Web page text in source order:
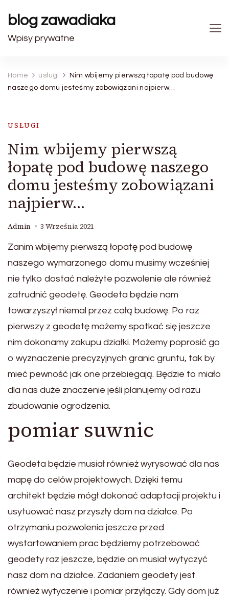
blog zawadiaka
Wpisy prywatne
Home usługi
Nim wbijemy pierwszą łopatę pod budowę
naszego domu jesteśmy zobowiązani najpierw…
USŁUGI
Nim wbijemy pierwszą
łopatę pod budowę naszego
domu jesteśmy zobowiązani
najpierw…
Admin 3 Września 2021
Zanim wbijemy pierwszą łopatę pod budowę
naszego wymarzonego domu musimy wcześniej
nie tylko dostać należyte pozwolenie ale również
zatrudnić geodetę. Geodeta będzie nam
towarzyszył niemal przez całą budowę. Po raz
pierwszy z geodetę możemy spotkać się jeszcze
nim dokonamy zakupu działki. Możemy poprosić go
o wyznaczenie precyzyjnych granic gruntu, tak by
mieć pewność jak one przebiegają. Będzie to miało
dla nas duże znaczenie jeśli planujemy od razu
zbudowanie ogrodzenia.
pomiar suwnic
Geodeta będzie musiał również wyrysować dla nas
mapę do celów projektowych. Dzięki temu
architekt będzie mógł dokonać adaptacji projektu i
usytuować nasz przyszły dom na działce. Po
otrzymaniu pozwolenia jeszcze przed
wystartowaniem prac będziemy potrzebować
geodety raz jeszcze, będzie on musiał wytyczyć
nasz dom na działce. Zadaniem geodety jest
również wytyczenie i pomiar przyłączy. Gdy dom już